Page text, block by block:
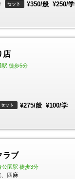
セット ¥350/般 ¥250/学
店
駅 徒歩5分
セット ¥275/般 ¥100/学
ラブ
公園駅 徒歩3分
四麻